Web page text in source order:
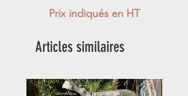
Prix indiqués en HT
Articles similaires